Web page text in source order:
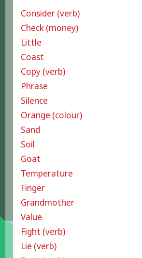
Consider (verb)
Check (money)
Little
Coast
Copy (verb)
Phrase
Silence
Orange (colour)
Sand
Soil
Goat
Temperature
Finger
Grandmother
Value
Fight (verb)
Lie (verb)